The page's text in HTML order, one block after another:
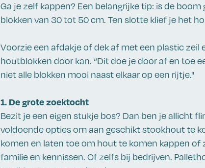
Ga je zelf kappen? Een belangrijke tip: is de
blokken van 30 tot 50 cm. Ten slotte klief je het
Voorzie een afdakje of dek af met een plastic zeil
houtblokken door kan. “Dit doe je door af en toe
niet alle blokken mooi naast elkaar op een rijtje."
1. De grote zoektocht
Bezit je een eigen stukje bos? Dan ben je allicht
voldoende opties om aan geschikt stookhout te
komen en laten toe om hout te komen kappen of
familie en kennissen. Of zelfs bij bedrijven.